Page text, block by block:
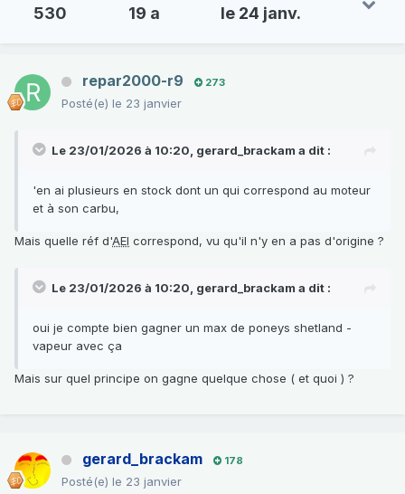
530 19 a le 24 janv.
repar2000-r9 273
Posté(e) le 23 janvier
Le 23/01/2026 à 10:20, gerard_brackam a dit :
'en ai plusieurs en stock dont un qui correspond au moteur
et à son carbu,
Mais quelle réf d'AEI correspond, vu qu'il n'y en a pas d'origine ?
Le 23/01/2026 à 10:20, gerard_brackam a dit :
oui je compte bien gagner un max de poneys shetland -
vapeur avec ça
Mais sur quel principe on gagne quelque chose ( et quoi ) ?
gerard_brackam 178
Posté(e) le 23 janvier